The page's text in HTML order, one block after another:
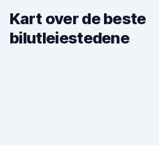
Kart over de beste
bilutleiestedene